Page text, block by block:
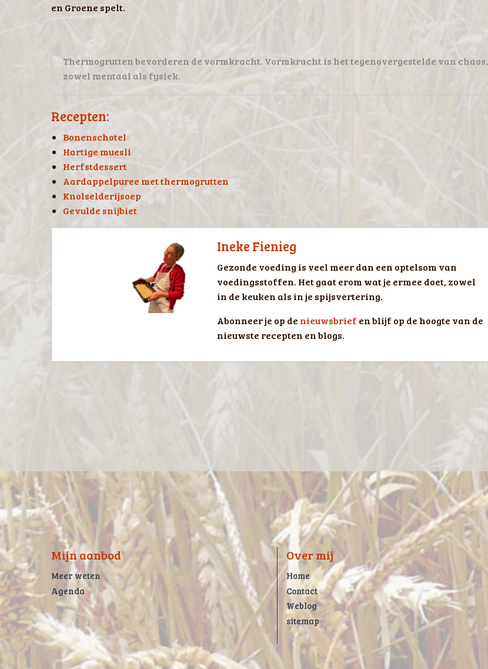
en Groene spelt.
Thermogrutten bevorderen de vormkracht. Vormkracht is het tegenovergestelde van chaos,
zowel mentaal als fysiek.
Recepten:
Bonenschotel
Hartige muesli
Herfstdessert
Aardappelpuree met thermogrutten
Knolselderijsoep
Gevulde snijbiet
Ineke Fienieg
Gezonde voeding is veel meer dan een optelsom van
voedingsstoffen. Het gaat erom wat je ermee doet, zowel
in de keuken als in je spijsvertering.
Abonneer je op de nieuwsbriefen blijf op de hoogte van de
nieuwste recepten en blogs.
Mijn aanbod
Meer weten
Agenda
Over mij
Home
Contact
Weblog
sitemap